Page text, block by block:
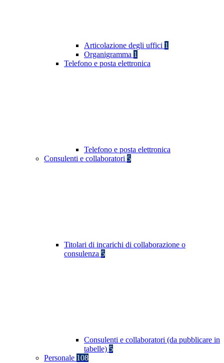
Articolazione degli uffici 1
Organigramma 1
Telefono e posta elettronica
Telefono e posta elettronica
Consulenti e collaboratori 5
Titolari di incarichi di collaborazione o
consulenza 5
Consulenti e collaboratori (da pubblicare in
tabelle) 5
Personale 108